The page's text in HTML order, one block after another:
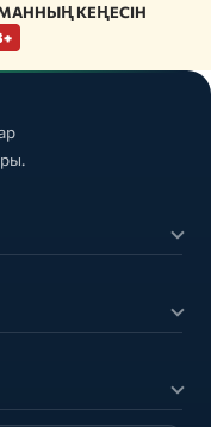
КЕҢЕСІН